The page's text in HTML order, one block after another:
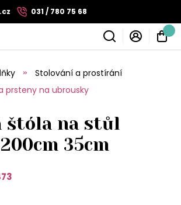
031 / 780 75 68
Stolování a prostírání
prsteny na ubrousky
štóla na stůl
35cm